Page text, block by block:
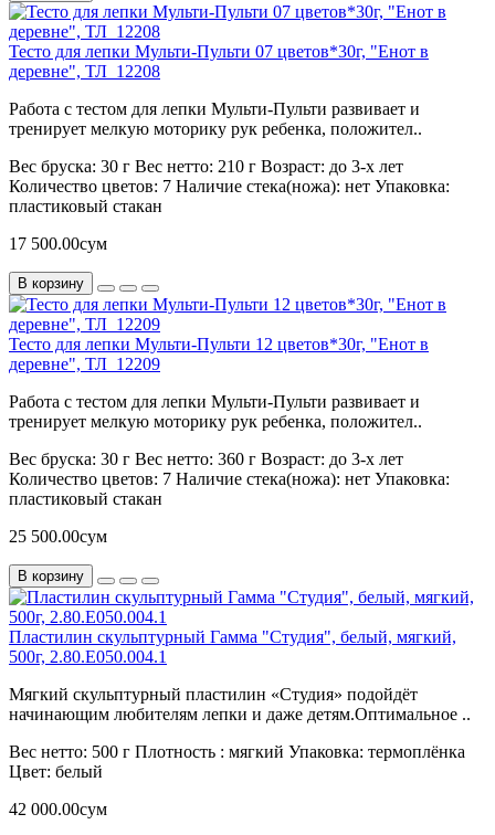
Тесто для лепки Мульти-Пульти 07 цветов*30г, "Енот в
деревне", ТЛ_12208
Работа с тестом для лепки Мульти-Пульти развивает и
тренирует мелкую моторику рук ребенка, положител..
Вес бруска: 30 г Вес нетто: 210 г Возраст: до 3-х лет
Количество цветов: 7 Наличие стека(ножа): нет Упаковка:
пластиковый стакан
17 500.00сум
В корзину
Тесто для лепки Мульти-Пульти 12 цветов*30г, "Енот в
деревне", ТЛ_12209
Работа с тестом для лепки Мульти-Пульти развивает и
тренирует мелкую моторику рук ребенка, положител..
Вес бруска: 30 г Вес нетто: 360 г Возраст: до 3-х лет
Количество цветов: 7 Наличие стека(ножа): нет Упаковка:
пластиковый стакан
25 500.00сум
В корзину
Пластилин скульптурный Гамма "Студия", белый, мягкий,
500г, 2.80.Е050.004.1
Мягкий скульптурный пластилин «Студия» подойдёт
начинающим любителям лепки и даже детям.Оптимальное ..
Вес нетто: 500 г Плотность : мягкий Упаковка: термоплёнка
Цвет: белый
42 000.00сум